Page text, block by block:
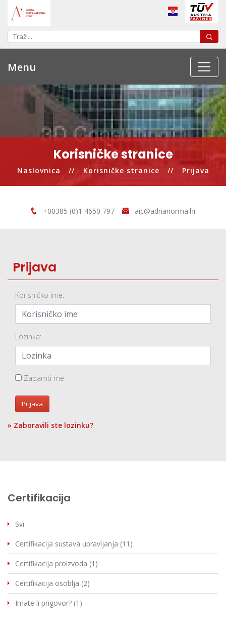
Menu
Korisničke stranice
Naslovnica Korisničke stranice Prijava
+00385 (0)1 4650 797 aic@adrianorma.hr
Prijava
Korisničko ime:
Lozinka:
Zapamti me
Prijava
» Zaboravili ste lozinku?
Certifikacija
Svi
Certifikacija sustava upravljanja (11)
Certifikacija proizvoda (1)
Certifikacija osoblja (2)
Imate li prigovor? (1)